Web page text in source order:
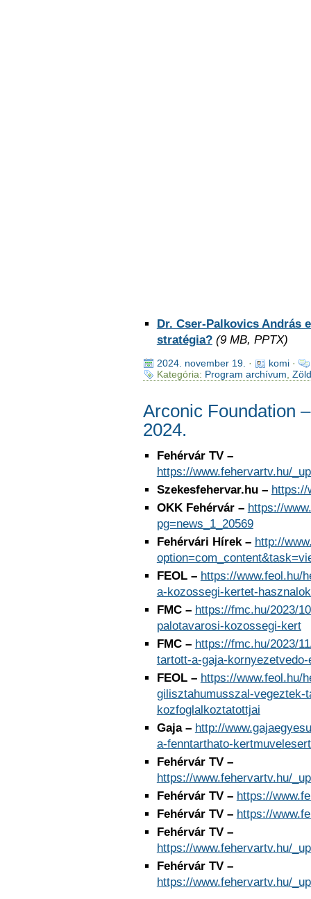
Dr. Cser-Palkovics András
stratégia? (9 MB, PPTX)
2024. november 19. · komi·
Kategória: Program archívum
Arconic Foundation
2024.
Fehérvár TV –
https://www.fehervartv.hu/
Szekesfehervar.hu – https://
OKK Fehérvár – https://
pg=news_1_20569
Fehérvári Hírek – http://
FEOL – https://www.feol.hu/
a-kozossegi-kertet-
FMC – https://fmc.hu/2023/
palotavarosi-kozossegi-kert
FMC – https://fmc.hu/2023/
tartott-a-gaja-kornyezetvedo-
FEOL – https://www.feol.hu/
gilisztahumusszal-
kozfoglalkoztatottjai
Gaja – http://
a-fenntarthato-
Fehérvár TV –
https://www.fehervartv.hu/
Fehérvár TV – https://
Fehérvár TV – https://
Fehérvár TV –
https://www.fehervartv.hu/
Fehérvár TV –
https://www.fehervartv.hu/